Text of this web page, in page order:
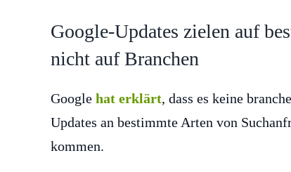
Google-Updates zielen auf
nicht auf Branchen
Google hat erklärt, dass es keine
Updates an bestimmte Arten von
kommen.